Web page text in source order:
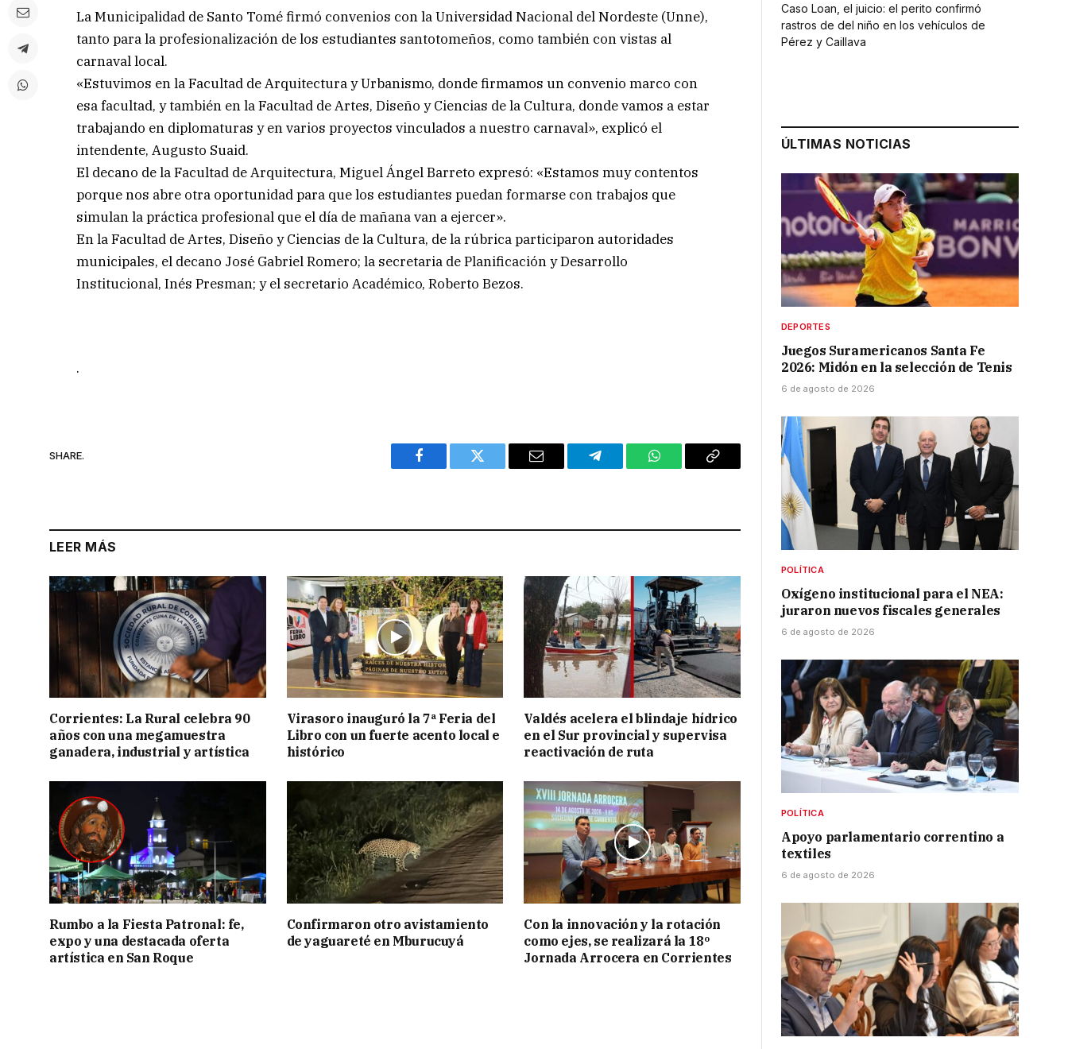
La Municipalidad de Santo Tomé firmó convenios con la Universidad Nacional del Nordeste (Unne),
tanto para la profesionalización de los estudiantes santotomeños, como también con vistas al
carnaval local.
«Estuvimos en la Facultad de Arquitectura y Urbanismo, donde firmamos un convenio marco con
esa facultad, y también en la Facultad de Artes, Diseño y Ciencias de la Cultura, donde vamos a estar
trabajando en diplomaturas y en varios proyectos vinculados a nuestro carnaval», explicó el
intendente, Augusto Suaid.
El decano de la Facultad de Arquitectura, Miguel Ángel Barreto expresó: «Estamos muy contentos
porque nos abre otra oportunidad para que los estudiantes puedan formarse con trabajos que
simulan la práctica profesional que el día de mañana van a ejercer».
En la Facultad de Artes, Diseño y Ciencias de la Cultura, de la rúbrica participaron autoridades
municipales, el decano José Gabriel Romero; la secretaria de Planificación y Desarrollo
Institucional, Inés Presman; y el secretario Académico, Roberto Bezos.
.
SHARE.
Facebook Twitter Email Telegram WhatsAppCopy
LEER MÁS
Corrientes: La Rural celebra 90
años con una megamuestra
ganadera, industrial y artística
Virasoro inauguró la 7ª Feria del
Libro con un fuerte acento local e
histórico
Valdés acelera el blindaje hídrico
en el Sur provincial y supervisa
reactivación de ruta
Rumbo a la Fiesta Patronal: fe,
expo y una destacada oferta
artística en San Roque
Confirmaron otro avistamiento
de yaguareté en Mburucuyá
Con la innovación y la rotación
como ejes, se realizará la 18º
Jornada Arrocera en Corrientes
Caso Loan, el juicio: el perito confirmó
rastros de del niño en los vehículos de
Pérez y Caillava
ÚLTIMAS NOTICIAS
DEPORTES
Juegos Suramericanos Santa Fe
2026: Midón en la selección de Tenis
6 de agosto de 2026
POLÍTICA
Oxígeno institucional para el NEA:
juraron nuevos fiscales generales
6 de agosto de 2026
POLÍTICA
Apoyo parlamentario correntino a
textiles
6 de agosto de 2026